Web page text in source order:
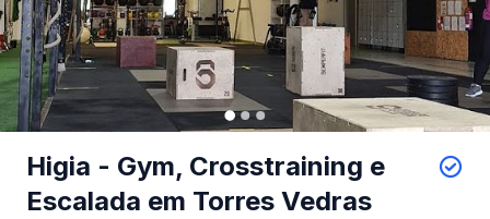
Higia - Gym, Crosstraining e
Escalada em Torres Vedras